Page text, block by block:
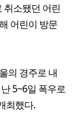
취소됐던 어린
어린이 방문
의 경주로 내
5~6일 폭우로
최했다.